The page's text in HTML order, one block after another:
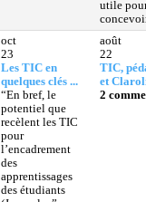
utile
oct
23
Les TIC en
quelques clés ...
“En bref, le
potentiel que
recèlent les TIC
pour
l’encadrement
des
apprentissages
des étudiants
août
22
TIC,
et
2